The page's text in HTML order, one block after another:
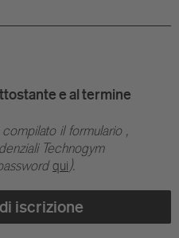
e al termine
il formulario ,
Technogym
qui).
iscrizione